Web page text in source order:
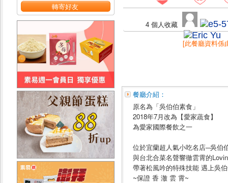
轉寄好友
4 個人收藏
[此餐廳資料係
餐廳介紹：
原名為「吳伯伯素食」
2018年7月改為【愛家蔬食】
為愛家國際餐飲之一
位於宜蘭超人氣小吃名店─吳伯
與台北合菜名聲響徹雲霄的
帶著松風吟的特殊技能 遇上吳
~保證 香 澈 雲 霄~